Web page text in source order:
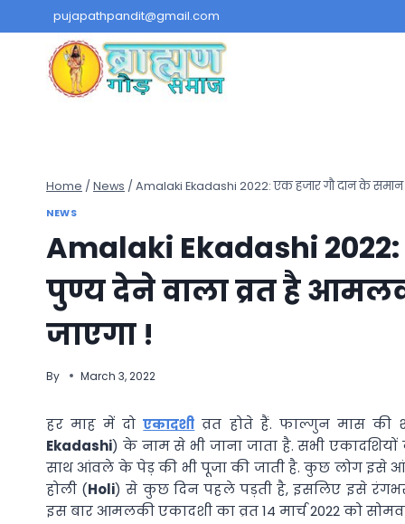
to
content
pujapathpandit@gmail.com
Home / News / Amalaki Ekadashi 2022: एक हजार गौ दान के
NEWS
Amalaki Ekadashi
पुण्य देने वाला व्रत है
जाएगा !
By March 3, 2022
हर माह में दोएकादशी व्रत होते हैं. फाल्गुन मास
Ekadashi) के नाम से भी जाना जाता है. सभी एकादशियों
साथ आंवले के पेड़ की भी पूजा की जाती है. कुछ लोग इसे
होली (Holi) से कुछ दिन पहले पड़ती है, इसलिए इसे
इस बार आमलकी एकादशी का व्रत 14 मार्च 2022 को